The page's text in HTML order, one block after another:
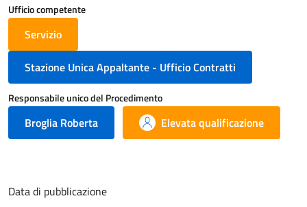
Ufficio competente
Servizio
Stazione Unica Appaltante - Ufficio Contratti
Responsabile unico del Procedimento
Broglia Roberta Elevata qualificazione
Data di pubblicazione